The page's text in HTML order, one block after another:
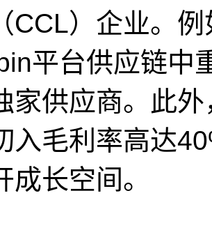
CCL）企业。
平台供应链中
家供应商。此
入毛利率高达
成长空间。